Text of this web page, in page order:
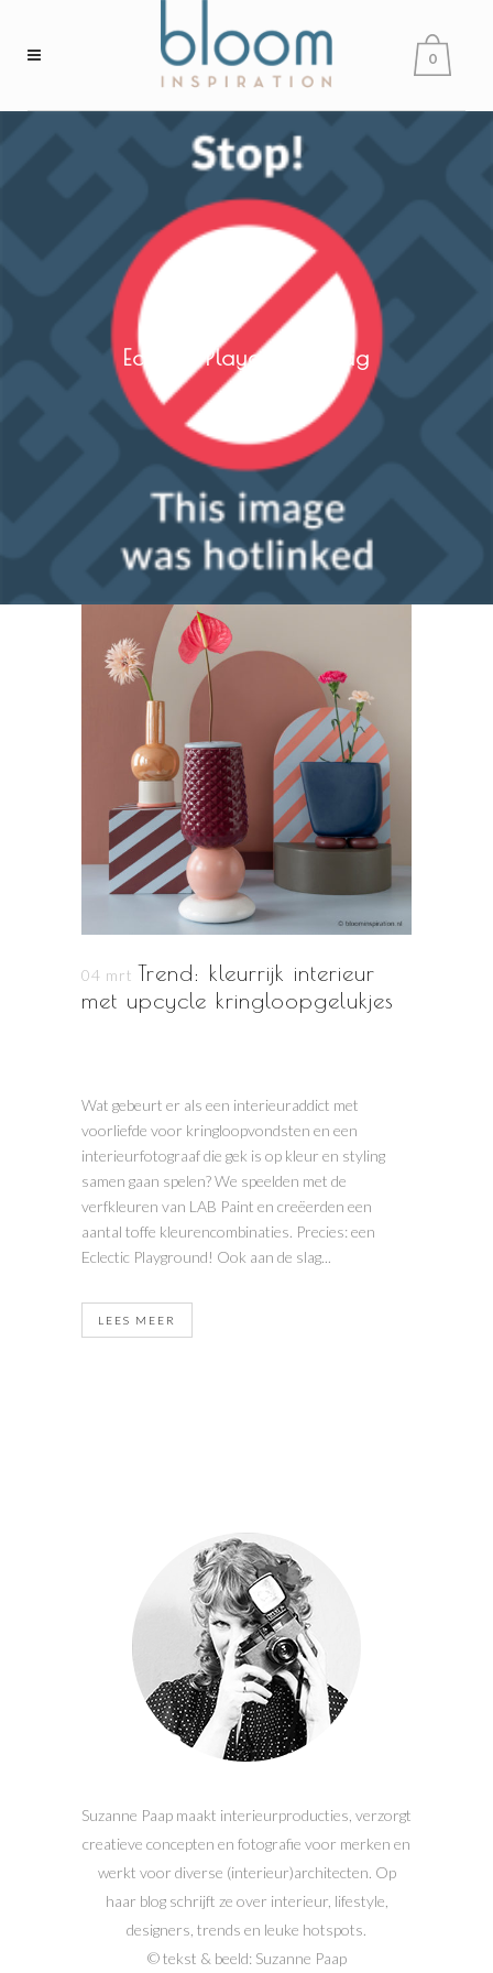
0
Eclectic Playground Tag
04 mrt Trend: kleurrijk interieur
met upcycle kringloopgelukjes
Wat gebeurt er als een interieuraddict met
voorliefde voor kringloopvondsten en een
interieurfotograaf die gek is op kleur en styling
samen gaan spelen? We speelden met de
verfkleuren van LAB Paint en creëerden een
aantal toffe kleurencombinaties. Precies: een
Eclectic Playground! Ook aan de slag...
LEES MEER
Suzanne Paap maakt interieurproducties, verzorgt
creatieve concepten en fotografie voor merken en
werkt voor diverse (interieur)architecten. Op
haar blog schrijft ze over interieur, lifestyle,
designers, trends en leuke hotspots.
© tekst & beeld: Suzanne Paap